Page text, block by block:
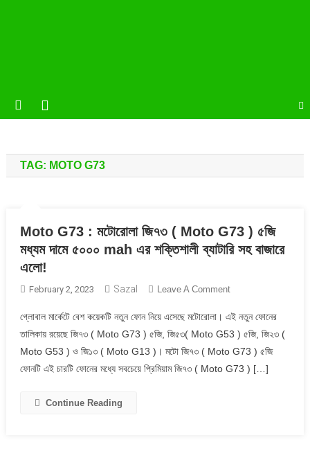
TAG: MOTO G73
Moto G73 : মটোরোলা জি৭৩ ( Moto G73 ) ৫জি
মধ্যম দামে ৫০০০ mah এর শক্তিশালী ব্যাটারি সহ বাজারে
এলো!
February 2, 2023 Sazal Leave A CommentOn
G73
:
মটোরোলা
জি৭৩
গ্লোবাল মার্কেটে বেশ কয়েকটি নতুন ফোন নিয়ে এসেছে মটোরোলা। এই নতুন ফোনের
তালিকায় রয়েছে জি৭৩ ( Moto G73 ) ৫জি, জি৫৩( Moto G53 ) ৫জি, জি২৩ (
Moto G53 ) ও জি১৩ ( Moto G13 )। মটো জি৭৩ ( Moto G73 ) ৫জি
ফোনটি এই চারটি ফোনের মধ্যে সবচেয়ে প্রিমিয়াম জি৭৩ ( Moto G73 ) […]
Continue Reading